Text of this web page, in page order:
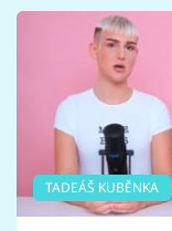
TADEÁŠ KUBĚNKA